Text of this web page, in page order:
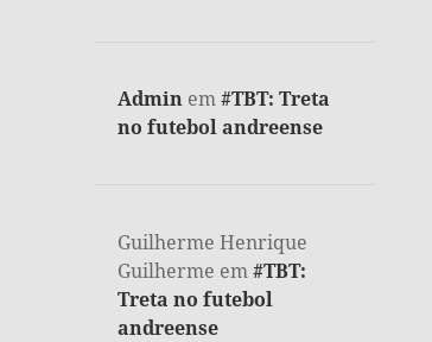
Admin em#TBT: Treta
no futebol andreense
Guilherme Henrique
Guilherme em#TBT:
Treta no futebol
andreense